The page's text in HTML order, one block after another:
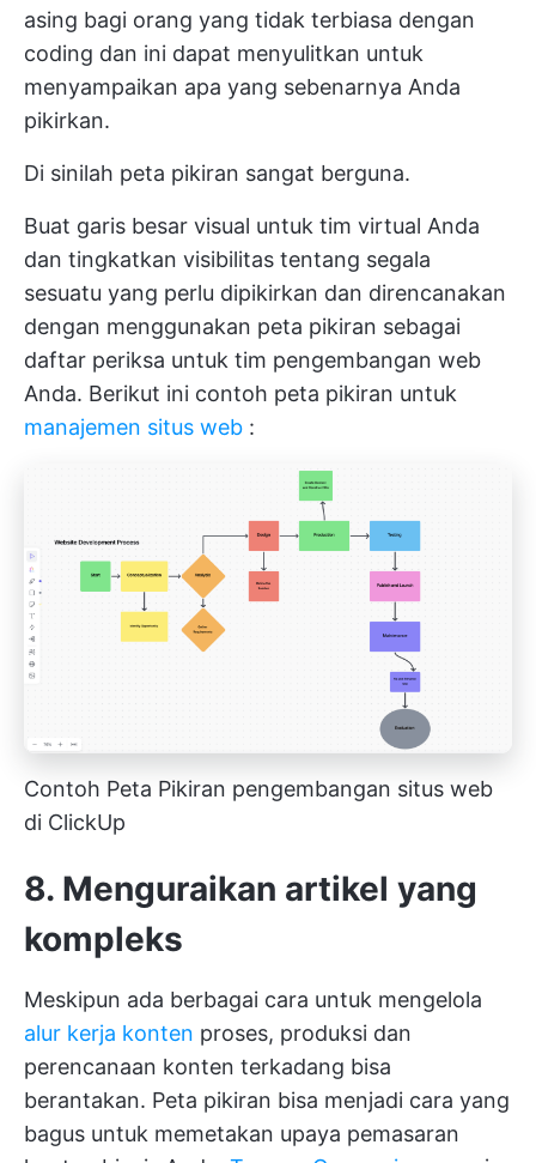
asing bagi orang yang tidak terbiasa dengan
coding dan ini dapat menyulitkan untuk
menyampaikan apa yang sebenarnya Anda
pikirkan.
Di sinilah peta pikiran sangat berguna.
Buat garis besar visual untuk tim virtual Anda
dan tingkatkan visibilitas tentang segala
sesuatu yang perlu dipikirkan dan direncanakan
dengan menggunakan peta pikiran sebagai
daftar periksa untuk tim pengembangan web
Anda. Berikut ini contoh peta pikiran untuk
manajemen situs web :
Contoh Peta Pikiran pengembangan situs web
di ClickUp
8. Menguraikan artikel yang
kompleks
Meskipun ada berbagai cara untuk mengelola
alur kerja konten proses, produksi dan
perencanaan konten terkadang bisa
berantakan. Peta pikiran bisa menjadi cara yang
bagus untuk memetakan upaya pemasaran